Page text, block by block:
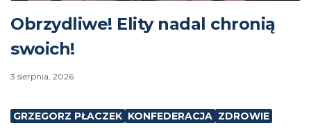
Obrzydliwe! Elity nadal chronią
swoich!
3 sierpnia, 2026
GRZEGORZ PŁACZEK KONFEDERACJA ZDROWIE